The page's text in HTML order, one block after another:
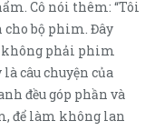
Cô nói thêm: “Tôi
bộ phim. Đây
phải phim
câu chuyện của
đều góp phần và
để làm không lan